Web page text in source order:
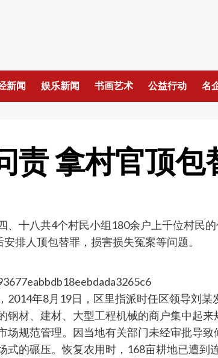
新闻 娱乐新闻 书画艺术 公益行动 名
责 拿村官顶包
十八共4个村民小组180余户上千位村民
排人顶包替罪，损害损失冤案等问题。
年8月19日，区里指派时任区领导刘
材、建材、大型工程机械的商户集中起
规范管理。因当地有关部门未经审批导
的碾压。恢复农用时，168亩耕地已遭到